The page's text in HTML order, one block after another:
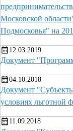
Московской
Подмосковья" на
12.03.2019
Документ
04.10.2018
Документ
условиях льготной
11.09.2018